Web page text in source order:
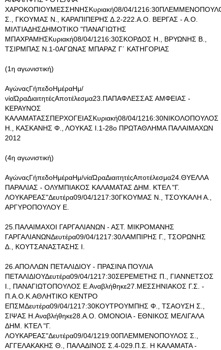
ΧΑΡΟΚΟΠΙΟΥΜΕΣΣΗΝΗΣΚυριακή08/04/
Σ., ΓΚΟΥΜΑΣ Ν., ΚΑΡΑΠΙΠΕΡΗΣ Δ.2-222.Α.Ο. ΒΕΡΓΑΣ - Α.Ο.
ΜΙΛΤΙΑΔΗΣΔΗΜΟΤΙΚΟ "ΠΑΝΑΓΙΩΤΗΣ
ΜΠΑΧΡΑΜΗΣΚυριακή08/04/1216:30ΣΚΟΡΔΟΣ Η., ΒΡΥΩΝΗΣ Β.,
ΤΣΙΡΜΠΑΣ Ν.1-0ΑΓΩΝΑΣ ΜΠΑΡΑΖ Γ΄ ΚΑΤΗΓΟΡΙΑΣ
(1η αγωνιστική)
ΑγώναςΓήπεδοΗμέραΗμ/
νίαΏραΔιαιτητέςΑποτέλεσμα23.ΠΑΠΑΦΛΕΣΣΑΣ ΑΜΦΕΙΑΣ -
ΚΕΡΑΥΝΟΣ
ΚΑΛΑΜΑΤΑΣΣΠΕΡΧΟΓΕΙΑΣΚυριακή08/04/1216:30ΝΙΚΟΛΟΠΟΥΛΟΣ
Η., ΚΑΣΚΑΝΗΣ Φ., ΛΟΥΚΑΣ Ι.1-28ο ΠΡΩΤΑΘΛΗΜΑ ΠΑΛΑΙΜΑΧΩΝ
2012
(4η αγωνιστική)
ΑγώναςΓήπεδοΗμέραΗμ/νίαΏραΔιαιτητέςΑποτέλεσμα24.ΘΥΕΛΛΑ
ΠΑΡΑΛΙΑΣ - ΟΛΥΜΠΙΑΚΟΣ ΚΑΛΑΜΑΤΑΣ ΔΗΜ. ΚΤΕΛ "Γ.
ΛΟΥΚΑΡΕΑΣ"Δευτέρα09/04/1217:30ΓΚΟΥΜΑΣ Ν., ΤΣΟΥΚΑΛΗ Α.,
ΑΡΓΥΡΟΠΟΥΛΟΥ Ε.
25.ΠΑΛΑΙΜΑΧΟΙ ΓΑΡΓΑΛΙΑΝΩΝ - ΑΣΤ. ΜΙΚΡΟΜΑΝΗΣ
ΓΑΡΓΑΛΙΑΝΩΝΔευτέρα09/04/1217:30ΛΑΜΠΙΡΗΣ Γ., ΤΣΟΡΩΝΗΣ
Δ., ΚΟΥΤΣΑΝΑΣΤΑΣΗΣ Ι.
26.ΑΠΟΛΛΩΝ ΠΕΤΑΛΙΔΙΟΥ - ΠΡΑΣΙΝΑ ΠΟΥΛΙΑ
ΠΕΤΑΛΙΔΙΟΥΔευτέρα09/04/1217:30ΣΕΡΕΜΕΤΗΣ Π., ΓΙΑΝΝΕΤΣΟΣ
Ι., ΠΑΝΑΓΙΩΤΟΠΟΥΛΟΣ Ε.Αναβλήθηκε27.ΜΕΣΣΗΝΙΑΚΟΣ Γ.Σ. -
Π.Α.Ο.Κ.ΑΘΛΗΤΙΚΟ ΚΕΝΤΡΟ
ΕΠΣΜΔευτέρα09/04/1217:30ΚΟΥΤΡΟΥΜΠΗΣ Φ., ΤΣΑΟΥΣΗ Σ.,
ΣΙΨΑΣ Η.Αναβλήθηκε28.Α.Ο. ΟΜΟΝΟΙΑ - ΕΘΝΙΚΟΣ ΜΕΛΙΓΑΛΑ
ΔΗΜ. ΚΤΕΛ "Γ.
ΛΟΥΚΑΡΕΑΣ"Δευτέρα09/04/1219:00ΠΛΕΜΜΕΝΟΠΟΥΛΟΣ Σ.,
ΑΓΓΕΛΑΚΑΚΗΣ Θ., ΠΑΛΑΔΙΝΟΣ Σ.4-029.Π.Σ. Η ΚΑΛΑΜΑΤΑ -